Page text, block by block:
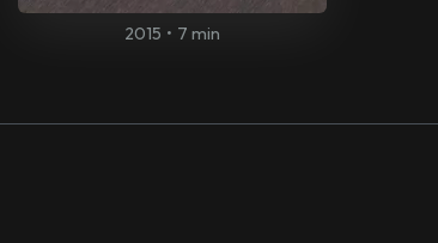
2015 • 7 min